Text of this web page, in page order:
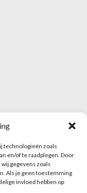
technologieën zoals
en/of te raadplegen. Door
gegevens zoals
Als je geen toestemming
invloed hebben op